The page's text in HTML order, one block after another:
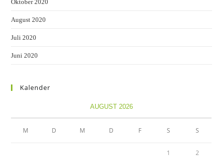
Oktober 2020
August 2020
Juli 2020
Juni 2020
Kalender
AUGUST 2026
M D M D F S S
1 2